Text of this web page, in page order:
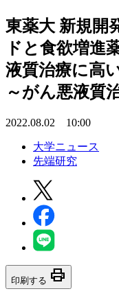
東薬大 新規開
ドと食欲増進
液質治療に高
～がん悪液質
2022.08.02 10:00
大学ニュース
先端研究
印刷する print